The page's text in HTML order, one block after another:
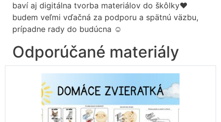
baví aj digitálna tvorba materiálov do škôlky❤️
budem veľmi vďačná za podporu a spätnú väzbu,
prípadne rady do budúcna ☺️
Odporúčané materiály